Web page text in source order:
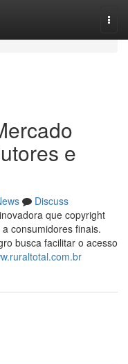
e
Discuss
que copyright
consumidores finais.
busca facilitar o acesso